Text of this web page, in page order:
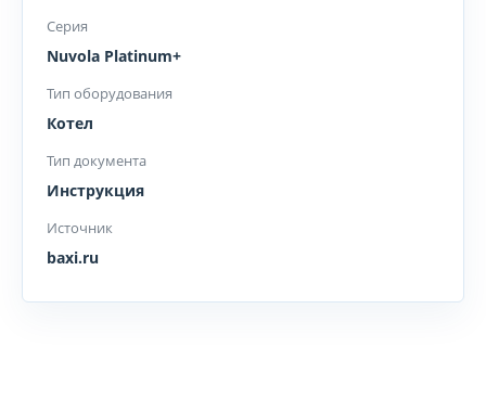
Серия
Nuvola Platinum+
Тип оборудования
Котел
Тип документа
Инструкция
Источник
baxi.ru